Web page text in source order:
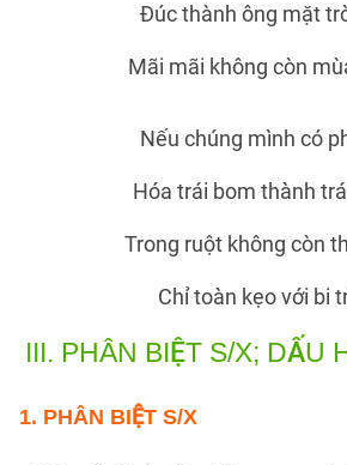
Đúc thành ông mặt
Mãi mãi không còn
Nếu chúng mình có
Hóa trái bom thành
Trong ruột không còn
Chỉ toàn kẹo với bi
III. PHÂN BIỆT S/X; DẤU
1. PHÂN BIỆT S/X